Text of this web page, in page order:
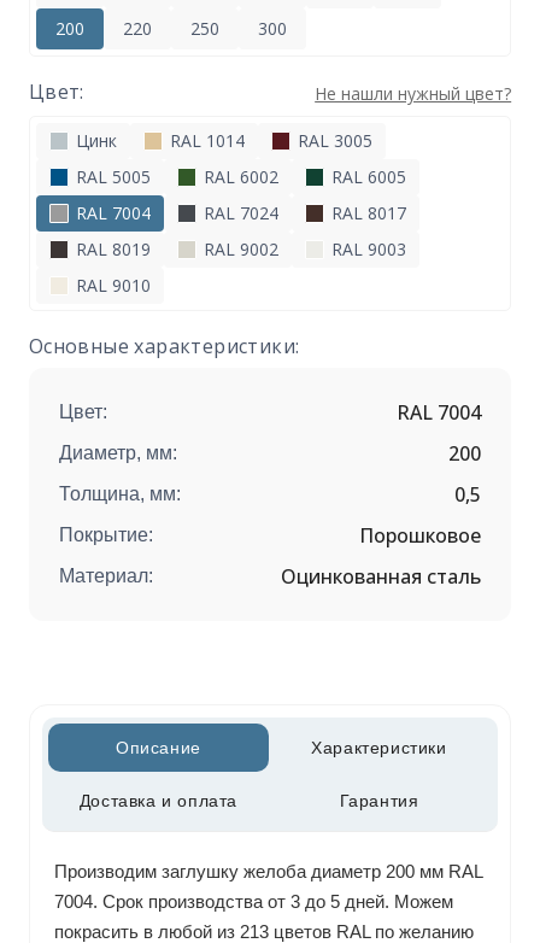
200
220 250 300
Цвет: Не нашли нужный цвет?
Цинк RAL 1014
RAL 3005
RAL 5005
RAL 6002
RAL 6005
RAL 7004
RAL 7024
RAL 8017
RAL 8019
RAL 9002
RAL 9003
RAL 9010
Основные характеристики:
Цвет: RAL 7004
Диаметр, мм: 200
Толщина, мм: 0,5
Покрытие: Порошковое
Материал: Оцинкованная сталь
Описание Характеристики
Доставка и оплата Гарантия
Производим заглушку желоба диаметр 200 мм RAL
7004. Срок производства от 3 до 5 дней. Можем
покрасить в любой из 213 цветов RAL по желанию